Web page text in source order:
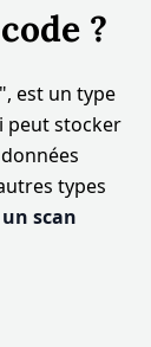
?
est un type
peut stocker
types
scan